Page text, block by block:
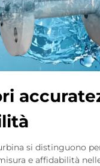
si distinguono
e affidabilità